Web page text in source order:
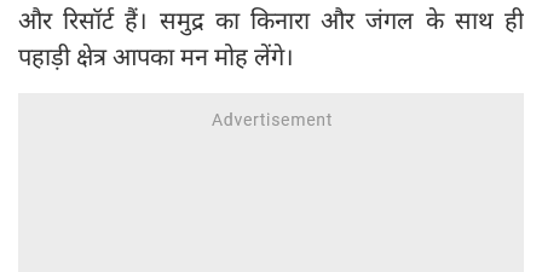
और रिसॉर्ट हैं। समुद्र का किनारा और जंगल के साथ ही
पहाड़ी क्षेत्र आपका मन मोह लेंगे।